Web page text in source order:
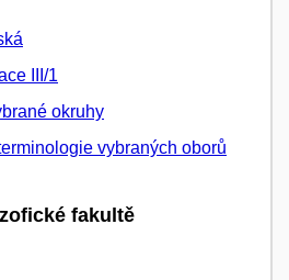
III/1
okruhy
vybraných oborů
fakultě